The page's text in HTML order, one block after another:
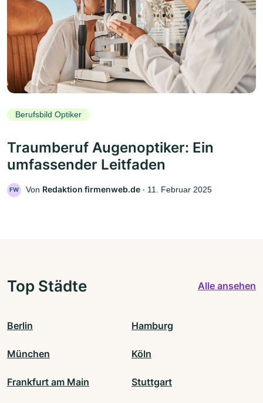
Berufsbild Optiker
Traumberuf Augenoptiker: Ein
umfassender Leitfaden
FW Von Redaktion firmenweb.de ‧ 11. Februar 2025
Top Städte Alle ansehen
Berlin Hamburg
München Köln
Frankfurt am Main Stuttgart